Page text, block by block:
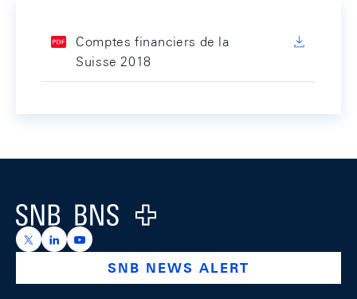
Comptes financiers de la
Suisse 2018
Logo
https://x.com/snb_bns
https://ch.linkedin.com/company/swiss-national-
https://www.youtube.com/@swissnationalbank
SNB NEWS ALERT